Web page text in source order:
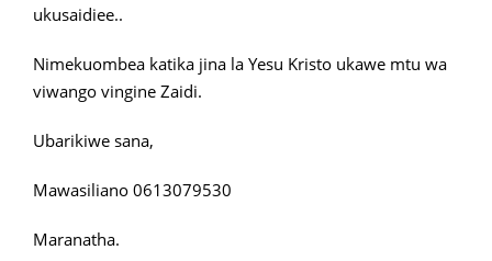
ukusaidiee..
Nimekuombea katika jina la Yesu Kristo ukawe mtu wa
viwango vingine Zaidi.
Ubarikiwe sana,
Mawasiliano 0613079530
Maranatha.